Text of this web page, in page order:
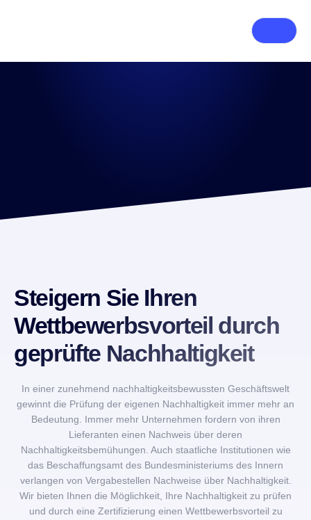
Steigern Sie Ihren
Wettbewerbsvorteil durch
geprüfte Nachhaltigkeit
In einer zunehmend nachhaltigkeitsbewussten Geschäftswelt
gewinnt die Prüfung der eigenen Nachhaltigkeit immer mehr an
Bedeutung. Immer mehr Unternehmen fordern von ihren
Lieferanten einen Nachweis über deren
Nachhaltigkeitsbemühungen. Auch staatliche Institutionen wie
das Beschaffungsamt des Bundesministeriums des Innern
verlangen von Vergabestellen Nachweise über Nachhaltigkeit.
Wir bieten Ihnen die Möglichkeit, Ihre Nachhaltigkeit zu prüfen
und durch eine Zertifizierung einen Wettbewerbsvorteil zu